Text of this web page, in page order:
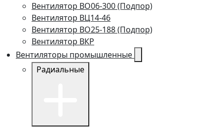
Вентилятор ВО06-300 (Подпор)
Вентилятор ВЦ14-46
Вентилятор ВО25-188 (Подпор)
Вентилятор ВКР
Вентиляторы промышленные
Радиальные